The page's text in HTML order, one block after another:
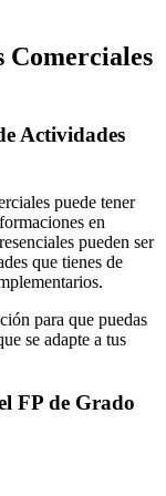
Comerciales
Actividades
puede tener
en
pueden ser
que tienes de
para que puedas
se adapte a tus
FP de Grado